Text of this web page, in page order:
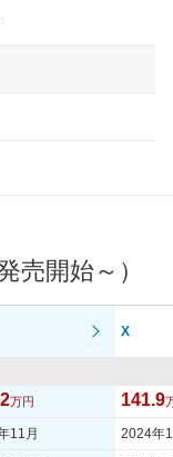
売開始～）
X
万円 141.9
11月 2024年